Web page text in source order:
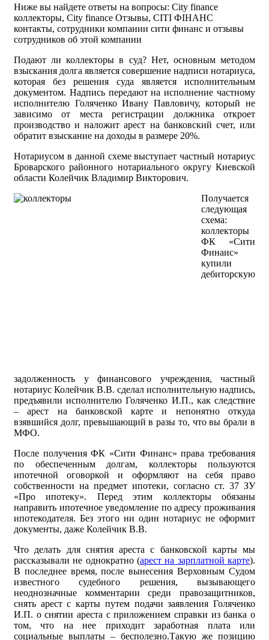
Ниже вы найдете ответы на вопросы: City finance
коллекторы, City finance Отзывы, СІТІ ФІНАНС
контакты, сотрудники компании сити финанс и отзывы
сотрудников об этой компании
Подают ли коллекторы в суд? Нет, основным методом
взыскания долга является совершение надписи нотариуса,
которая без решения суда является исполнительным
документом. Надпись передают на исполнение частному
исполнителю Голяченко Ивану Павловичу, который не
зависимо от места регистрации должника откроет
производство и наложит арест на банковский счет, или
обратит взыскание на доходы в размере 20%.
Нотариусом в данной схеме выступает частный нотариус
Броварского районного нотариального округу Киевской
области Колейчик Владимир Викторович.
Получается
следующая
схема:
коллекторы
ФК «Сити
Финанс»
купили
дебиторскую
задолженность у финансового учреждения, частный
нотариус Колейчик В.В. сделал исполнительную надпись,
предъявили исполнителю Голяченко И.П., как следствие
– арест на банковской карте и непонятно откуда
взявшийся долг, превышающий в разы то, что вы брали в
МФО.
После получения ФК «Сити Финанс» права требования
по обеспеченным долгам, коллекторы пользуются
ипотечной оговоркой и оформляют на себя право
собственности на предмет ипотеки, согласно ст. 37 ЗУ
«Про ипотеку». Перед этим коллекторы обязаны
направить ипотечное уведомление по адресу проживания
ипотекодателя. Без этого ни один нотариус не оформит
документы, даже Колейчик В.В.
Что делать для снятия ареста с банковской карты мы
рассказывали не однократно (арест на зарплатной карте).
В последнее время, после вынесения Верховным Судом
известного судебного решения, вызывающего
неоднозначные комментарии среди правозащитников,
снять арест с карты путем подачи заявления Голяченко
И.П. о снятии ареста с приложением справки из банка о
том, что на нее приходит заработная плата или
социальные выплаты – бесполезно.Такую же позицию